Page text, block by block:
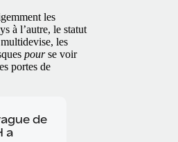
les
à l’autre, le statut
les
pourse voir
portes de
de
a